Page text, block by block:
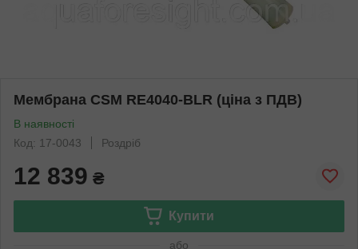
Мембрана CSM RE4040-BLR (ціна з ПДВ)
В наявності
Код: 17-0043
Роздріб
12 839 ₴
Купити
або